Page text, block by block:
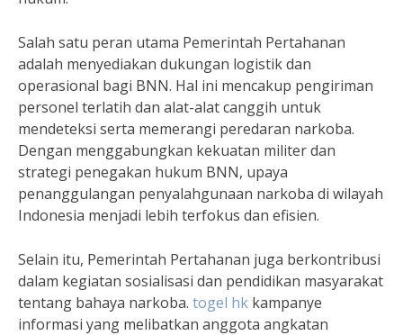
Salah satu peran utama Pemerintah Pertahanan
adalah menyediakan dukungan logistik dan
operasional bagi BNN. Hal ini mencakup pengiriman
personel terlatih dan alat-alat canggih untuk
mendeteksi serta memerangi peredaran narkoba.
Dengan menggabungkan kekuatan militer dan
strategi penegakan hukum BNN, upaya
penanggulangan penyalahgunaan narkoba di wilayah
Indonesia menjadi lebih terfokus dan efisien.
Selain itu, Pemerintah Pertahanan juga berkontribusi
dalam kegiatan sosialisasi dan pendidikan masyarakat
tentang bahaya narkoba. togel hk kampanye
informasi yang melibatkan anggota angkatan